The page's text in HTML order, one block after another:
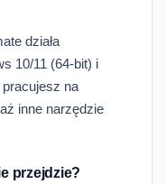
działa
10/11 (64-bit) i
na
inne narzędzie
przejdzie?